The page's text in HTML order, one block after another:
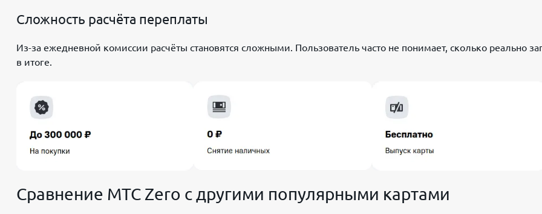
Сложность расчёта переплаты
Из-за ежедневной комиссии расчёты становятся сложными. Пользователь часто не понимает, сколько реально
в итоге.
Сравнение МТС Zero с другими популярными картами